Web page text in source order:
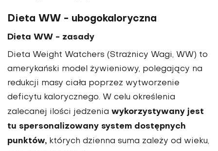
Dieta WW - ubogokaloryczna
Dieta WW - zasady
Dieta Weight Watchers (Strażnicy Wagi, WW) to
amerykański model żywieniowy, polegający na
redukcji masy ciała poprzez wytworzenie
deficytu kalorycznego. W celu określenia
zalecanej ilości jedzenia wykorzystywany jest
tu spersonalizowany system dostępnych
punktów, których dzienna suma zależy od wieku,